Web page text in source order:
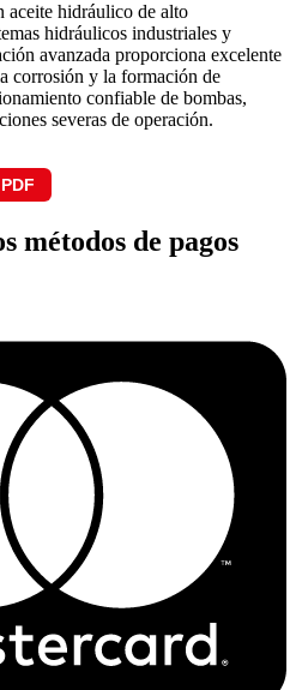
hidráulico de alto
hidráulicos industriales y
avanzada proporciona excelente
corrosión y la formación de
confiable de bombas,
severas de operación.
métodos de pagos